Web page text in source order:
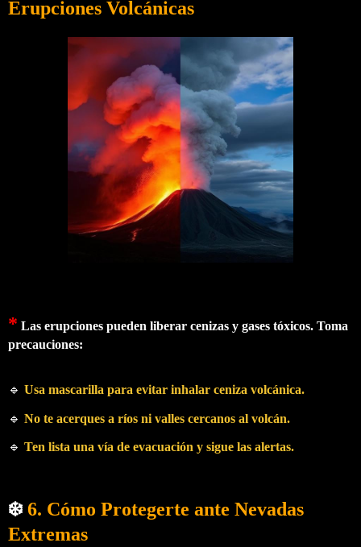
Erupciones Volcánicas
* Las erupciones pueden liberar cenizas y gases tóxicos. Toma
precauciones:
🔹 Usa mascarilla para evitar inhalar ceniza volcánica.
🔹 No te acerques a ríos ni valles cercanos al volcán.
🔹 Ten lista una vía de evacuación y sigue las alertas.
❄️ 6. Cómo Protegerte ante Nevadas
Extremas